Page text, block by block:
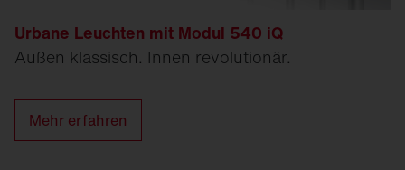
Urbane Leuchten mit Modul 540 iQ
Außen klassisch. Innen revolutionär.
Mehr erfahren